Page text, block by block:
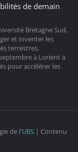
de demain
Bretagne Sud,
et inventer les
terrestres,
à Lorient a
pour accélérer les
de l'UBS | Contenu